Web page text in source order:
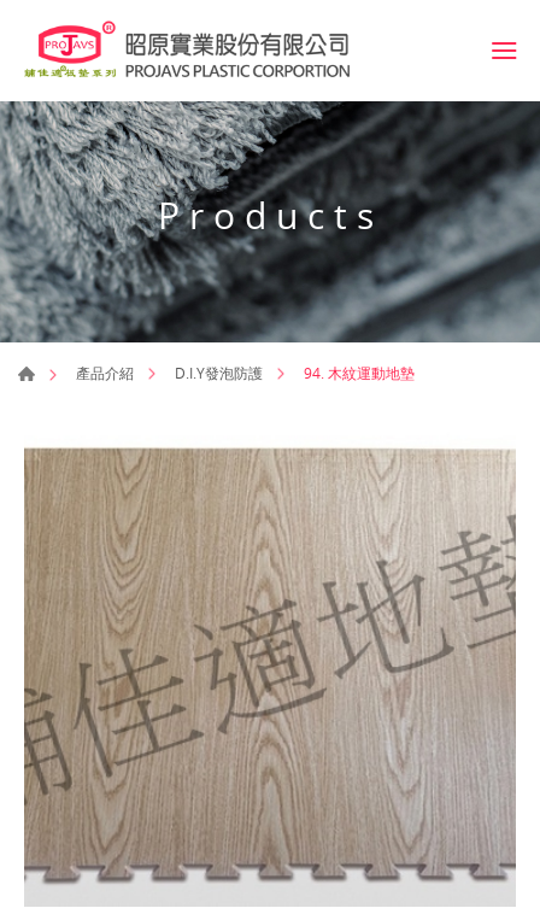
Products
產品介紹 D.I.Y發泡防護 94. 木紋運動地墊